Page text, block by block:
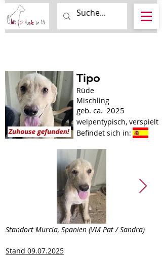
Tipo
Rüde
Mischling
geb. ca. 2025
welpentypisch, verspielt
Befindet sich in:
Standort Murcia, Spanien (VM Pat / Sandra)
Stand 09.07.2025